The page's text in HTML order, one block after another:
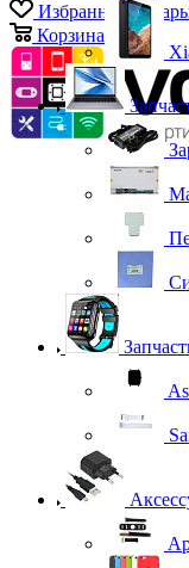
Избранные
Корзина